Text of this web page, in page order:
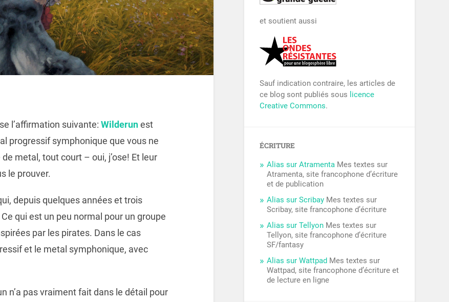
l’affirmation suivante: Wilderunest
progressif symphonique que vous ne
metal, tout court – oui, j’ose! Et leur
le prouver.
depuis quelques années et trois
qui est un peu normal pour un groupe
par les pirates. Dans le cas
et le metal symphonique, avec
n’a pas vraiment fait dans le détail pour
et soutient aussi
Sauf indication contraire, les articles de
ce blog sont publiés sous licence
Creative Commons.
ÉCRITURE
Alias sur Atramenta Mes textes sur
Atramenta, site francophone d’écriture
et de publication
Alias sur Scribay Mes textes sur
Scribay, site francophone d’écriture
Alias sur Tellyon Mes textes sur
Tellyon, site francophone d’écriture
SF/fantasy
Alias sur Wattpad Mes textes sur
Wattpad, site francophone d’écriture et
de lecture en ligne